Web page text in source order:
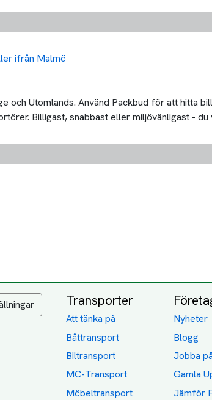
ifrån Malmö
och Utomlands. Använd Packbud för att hitta
Billigast, snabbast eller miljövänligast - du
Transporter
Att tänka på
Båttransport
Biltransport
MC-Transport
Möbeltransport
Nyheter
Blogg
Jobba
Gamla
Jämför